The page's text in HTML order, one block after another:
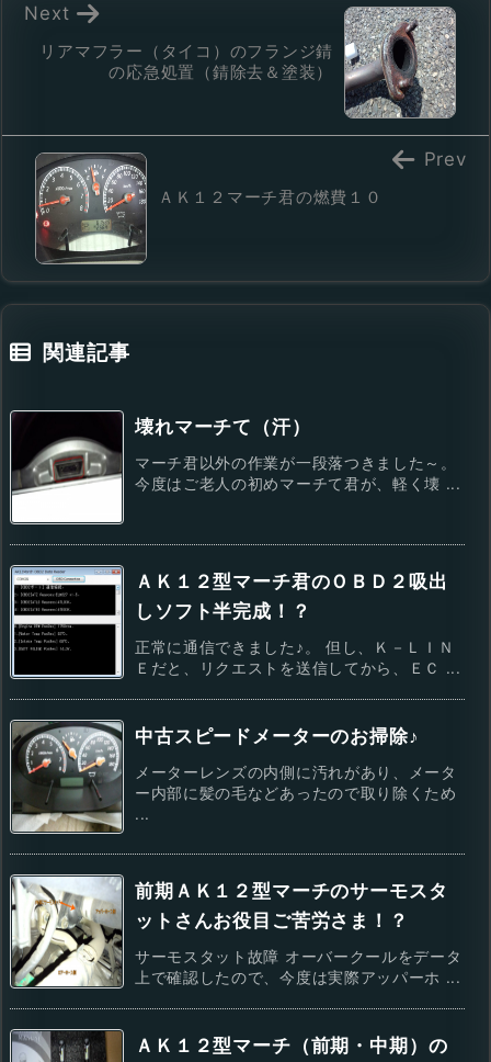
リアマフラー（タイコ）のフランジ錆
の応急処置（錆除去＆塗装）
Next
ＡＫ１２マーチ君の燃費１０
Prev
関連記事
壊れマーチて（汗）
マーチ君以外の作業が一段落つきました～。
今度はご老人の初めマーチて君が、軽く壊 ...
ＡＫ１２型マーチ君のＯＢＤ２吸出
しソフト半完成！？
正常に通信できました♪。 但し、Ｋ－ＬＩＮ
Ｅだと、リクエストを送信してから、ＥＣ ...
中古スピードメーターのお掃除♪
メーターレンズの内側に汚れがあり、メータ
ー内部に髪の毛などあったので取り除くため
...
前期ＡＫ１２型マーチのサーモスタ
ットさんお役目ご苦労さま！？
サーモスタット故障 オーバークールをデータ
上で確認したので、今度は実際アッパーホ ...
ＡＫ１２型マーチ（前期・中期）の